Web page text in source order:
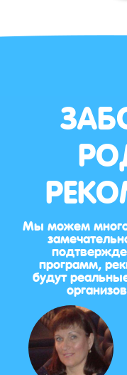
Мы можем много
программ,
будут